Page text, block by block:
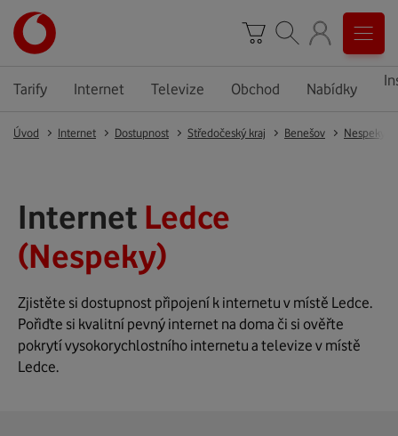
Tarify Internet Televize Obchod Nabídky
Úvod Internet Dostupnost Středočeský kraj Benešov Nespeky
Internet Ledce
(Nespeky)
Zjistěte si dostupnost připojení k internetu v místě Ledce.
Pořiďte si kvalitní pevný internet na doma či si ověřte
pokrytí vysokorychlostního internetu a televize v místě
Ledce.